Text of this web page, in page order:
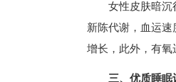
女性皮肤暗沉
新陈代谢，血运
增长，此外，有氧
三、优质睡眠